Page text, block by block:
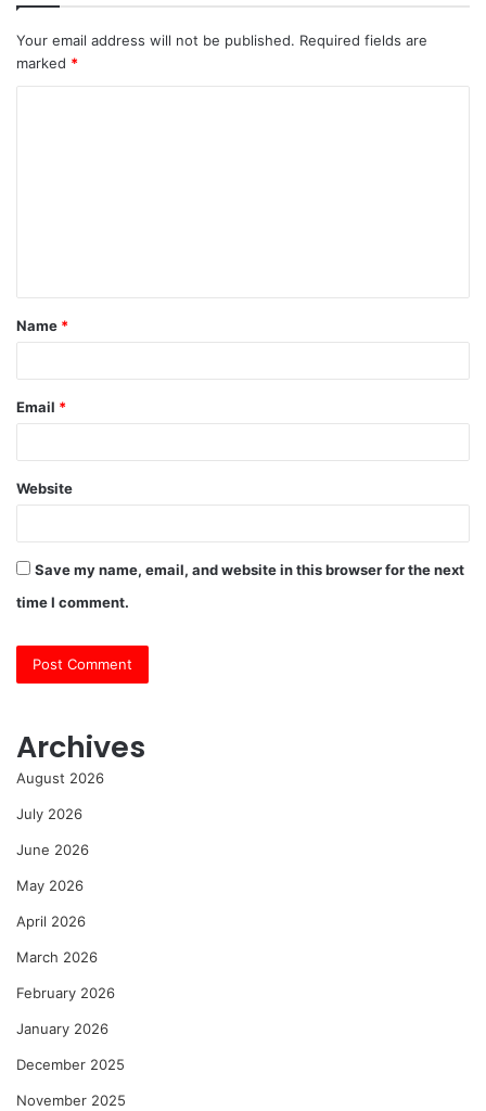
Your email address will not be published. Required fields are
marked *
t
*
Name *
Email *
Website
Save my name, email, and website in this browser for the next
time I comment.
Archives
August 2026
July 2026
June 2026
May 2026
April 2026
March 2026
February 2026
January 2026
December 2025
November 2025